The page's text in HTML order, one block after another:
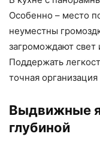
Особенно – место
неуместны
загромождают свет
Поддержать
точная
Выдвижные
глубиной